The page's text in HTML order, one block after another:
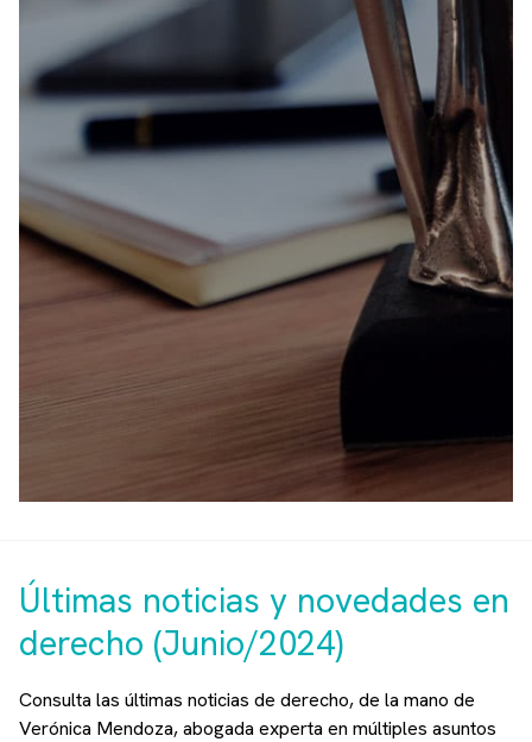
Últimas noticias y novedades en
derecho (Junio/2024)
Consulta las últimas noticias de derecho, de la mano de
Verónica Mendoza, abogada experta en múltiples asuntos